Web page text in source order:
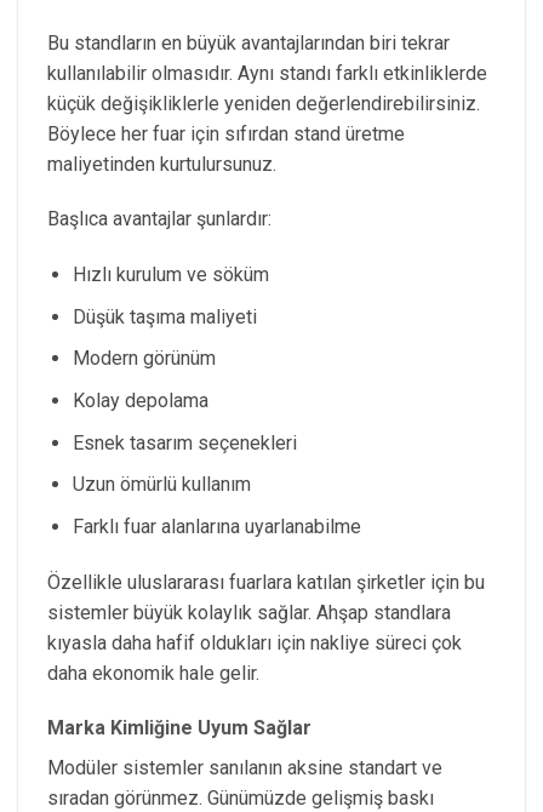
Bu standların en büyük avantajlarından biri tekrar
kullanılabilir olmasıdır. Aynı standı farklı etkinliklerde
küçük değişikliklerle yeniden değerlendirebilirsiniz.
Böylece her fuar için sıfırdan stand üretme
maliyetinden kurtulursunuz.
Başlıca avantajlar şunlardır:
Hızlı kurulum ve söküm
Düşük taşıma maliyeti
Modern görünüm
Kolay depolama
Esnek tasarım seçenekleri
Uzun ömürlü kullanım
Farklı fuar alanlarına uyarlanabilme
Özellikle uluslararası fuarlara katılan şirketler için bu
sistemler büyük kolaylık sağlar. Ahşap standlara
kıyasla daha hafif oldukları için nakliye süreci çok
daha ekonomik hale gelir.
Marka Kimliğine Uyum Sağlar
Modüler sistemler sanılanın aksine standart ve
sıradan görünmez. Günümüzde gelişmiş baskı